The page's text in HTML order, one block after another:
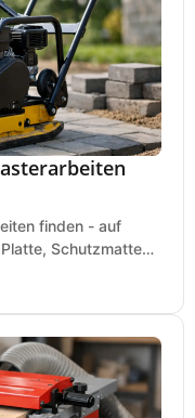
finden - auf
Schutzmatte